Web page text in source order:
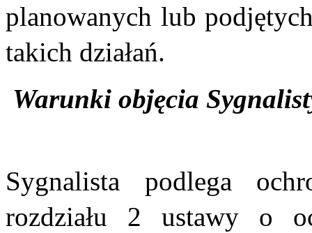
planowanych lub
takich działań.
Warunki objęcia
Sygnalista podlega
rozdziału 2 ustawy o